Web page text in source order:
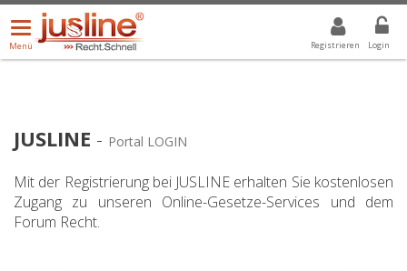
Registrieren Login
Menü
öffnen/schließen
Menü
ALLE DROPDOWN: GEWÄHLTER WERT IST ALLE
JUSLINE - Portal LOGIN
Mit der Registrierung bei JUSLINE erhalten Sie kostenlosen
Zugang zu unseren Online-Gesetze-Services und dem
Forum Recht.